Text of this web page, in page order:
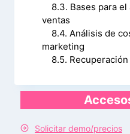
8.3. Bases para el
ventas
8.4. Análisis de
marketing
8.5.
Solicitar demo/precios